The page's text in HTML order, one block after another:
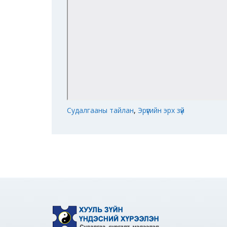
Судалгааны тайлан, Эрүүгийн эрх зүй